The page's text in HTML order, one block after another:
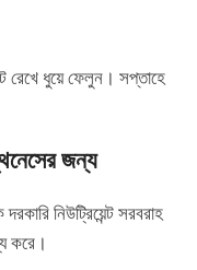
রেখে ধুয়ে ফেলুন। সপ্তাহে
জন্য
নিউট্রিয়েন্ট সরবরাহ
করে।